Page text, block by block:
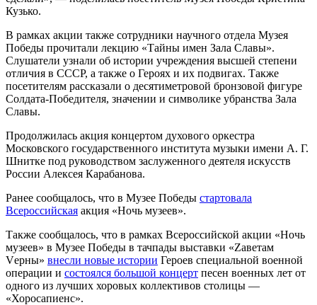
Кузько.
В рамках акции также сотрудники научного отдела Музея
Победы прочитали лекцию «Тайны имен Зала Славы».
Слушатели узнали об истории учреждения высшей степени
отличия в СССР, а также о Героях и их подвигах. Также
посетителям рассказали о десятиметровой бронзовой фигуре
Солдата-Победителя, значении и символике убранства Зала
Славы.
Продолжилась акция концертом духового оркестра
Московского государственного института музыки имени А. Г.
Шнитке под руководством заслуженного деятеля искусств
России Алексея Карабанова.
Ранее сообщалось, что в Музее Победы стартовала
Всероссийская акция «Ночь музеев».
Также сообщалось, что в рамках Всероссийской акции «Ночь
музеев» в Музее Победы в тачпады выставки «Zаветам
Vерны» внесли новые истории Героев специальной военной
операции и состоялся большой концерт песен военных лет от
одного из лучших хоровых коллективов столицы —
«Хоросапиенс».